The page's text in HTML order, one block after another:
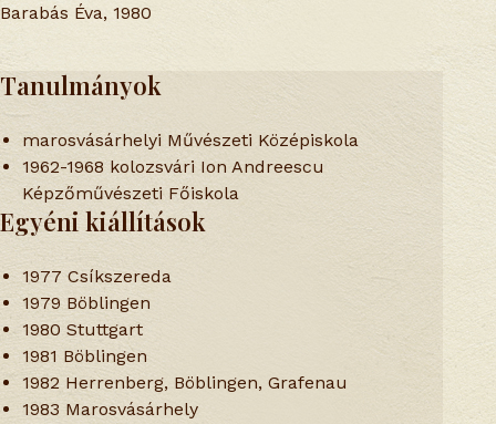
Barabás Éva, 1980
Tanulmányok
marosvásárhelyi Művészeti Középiskola
1962-1968 kolozsvári Ion Andreescu
Képzőművészeti Főiskola
Egyéni kiállítások
1977 Csíkszereda
1979 Böblingen
1980 Stuttgart
1981 Böblingen
1982 Herrenberg, Böblingen, Grafenau
1983 Marosvásárhely